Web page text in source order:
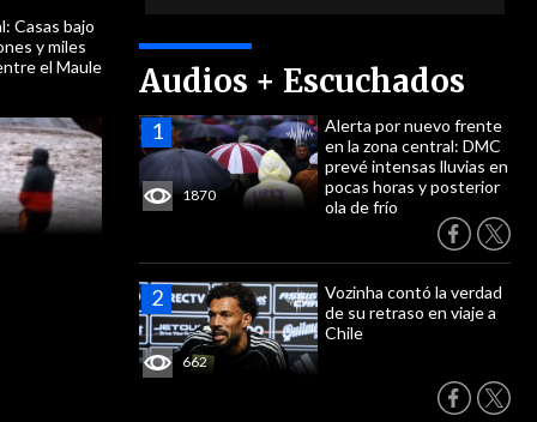
Audios + Escuchados
1870
Alerta por nuevo frente
en la zona central: DMC
prevé intensas lluvias en
pocas horas y posterior
ola de frío
662
Vozinha contó la verdad
de su retraso en viaje a
Chile
Casas bajo
y miles
el Maule